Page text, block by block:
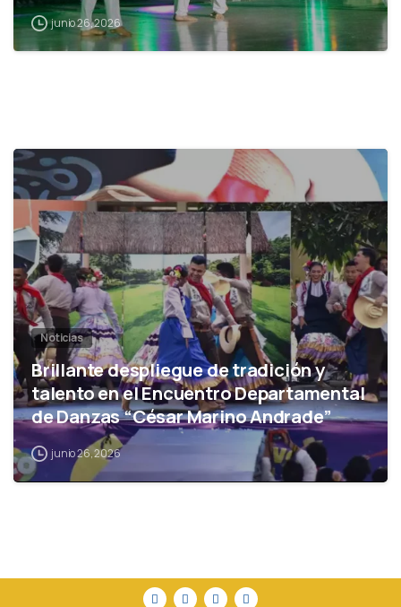
junio 26, 2026
Noticias
Brillante despliegue de tradición y
talento en el Encuentro Departamental
de Danzas “César Marino Andrade”
junio 26, 2026